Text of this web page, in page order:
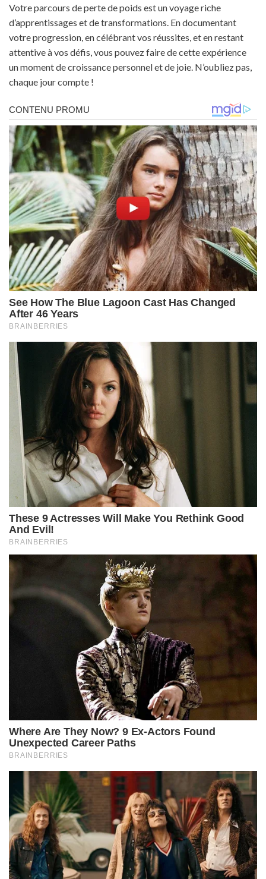
Votre parcours de perte de poids est un voyage riche
d’apprentissages et de transformations. En documentant
votre progression, en célébrant vos réussites, et en restant
attentive à vos défis, vous pouvez faire de cette expérience
un moment de croissance personnel et de joie. N’oubliez pas,
chaque jour compte !